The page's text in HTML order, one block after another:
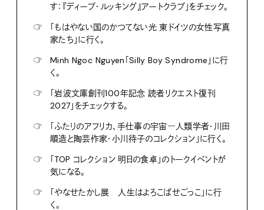
す：『ディープ・ルッキング』アートクラブ」をチェック。
☞
「もはやない国のかつてない光 東ドイツの女性写真
家たち」に行く。
☞
Minh Ngoc Nguyen「Silly Boy Syndrome」に行
く。
☞
「岩波文庫創刊100年記念 読者リクエスト復刊
2027」をチェックする。
☞
「ふたりのアフリカ、手仕事の宇宙―人類学者・川田
順造と陶芸作家・小川待子のコレクション」に行く。
☞
「TOP コレクション 明日の食卓」のトークイベントが
気になる。
☞
「やなせたかし展 人生はよろこばせごっこ」に行
く。